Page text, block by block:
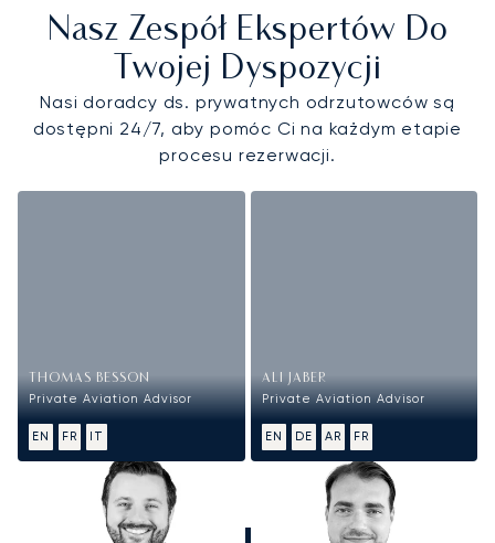
Nasz Zespół Ekspertów Do
Twojej Dyspozycji
Nasi doradcy ds. prywatnych odrzutowców są
dostępni 24/7, aby pomóc Ci na każdym etapie
procesu rezerwacji.
THOMAS BESSON
Private Aviation Advisor
EN FR IT
ALI JABER
Private Aviation Advisor
EN DE AR FR